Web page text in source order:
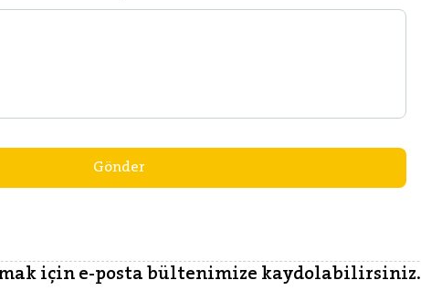
için e-posta bültenimize kaydolabilirsiniz.